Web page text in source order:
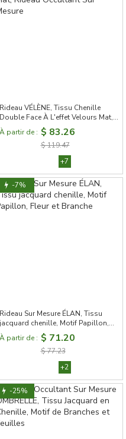
Rideau VÉLÈNE, Tissu Chenille
Double Face À L'effet Velours Mat,
Rideau Occultant Sur Mesure
À partir de : $ 83.26
$ 119.47
+7
-7%
Rideau Sur Mesure ÉLAN, Tissu
jacquard chenille, Motif Papillon,
Fleur et Branche
À partir de : $ 71.20
$ 77.23
+2
-25%